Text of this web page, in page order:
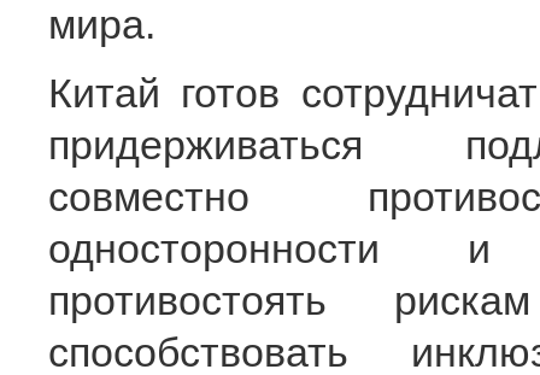
мира.
Китай готов
придерживаться
совместно
односторонности и
противостоять
способствовать